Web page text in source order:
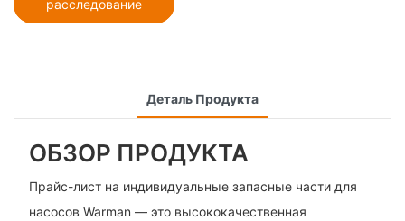
расследование
Деталь Продукта
ОБЗОР ПРОДУКТА
Прайс-лист на индивидуальные запасные части для
насосов Warman — это высококачественная